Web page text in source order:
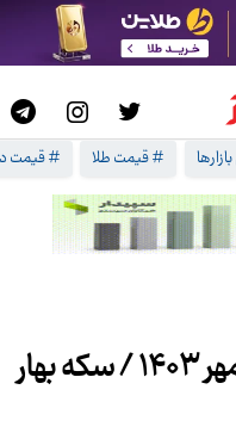
# قیمت طلا # قیمت
قیمت طلا و سکه امروز ۱۲ مهر 1403 / سکه بهار